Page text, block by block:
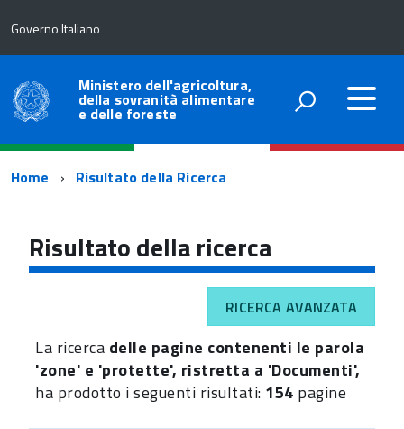
Governo Italiano
Ministero dell'agricoltura,
della sovranità alimentare
e delle foreste
Percorso
navigazione
Home Risultato della Ricerca
Risultato della ricerca
RICERCA AVANZATA
La ricerca delle pagine contenenti le parola
'zone' e 'protette', ristretta a 'Documenti',
ha prodotto i seguenti risultati: 154 pagine